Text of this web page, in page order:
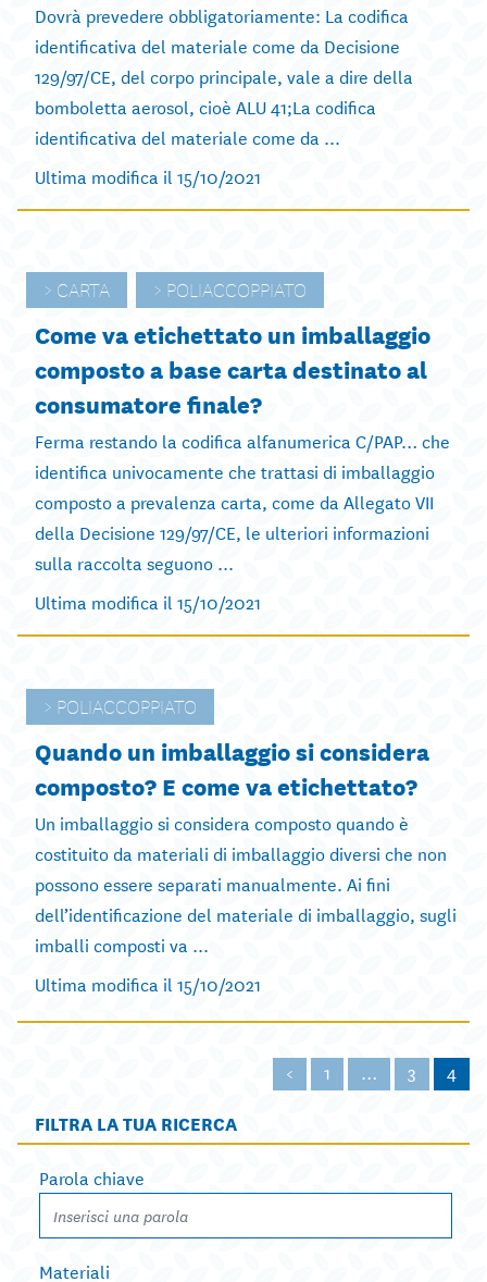
Dovrà prevedere obbligatoriamente: La codifica
identificativa del materiale come da Decisione
129/97/CE, del corpo principale, vale a dire della
bomboletta aerosol, cioè ALU 41;La codifica
identificativa del materiale come da ...
Ultima modifica il 15/10/2021
CARTA POLIACCOPPIATO
Come va etichettato un imballaggio
composto a base carta destinato al
consumatore finale?
Ferma restando la codifica alfanumerica C/PAP… che
identifica univocamente che trattasi di imballaggio
composto a prevalenza carta, come da Allegato VII
della Decisione 129/97/CE, le ulteriori informazioni
sulla raccolta seguono ...
Ultima modifica il 15/10/2021
POLIACCOPPIATO
Quando un imballaggio si considera
composto? E come va etichettato?
Un imballaggio si considera composto quando è
costituito da materiali di imballaggio diversi che non
possono essere separati manualmente. Ai fini
dell’identificazione del materiale di imballaggio, sugli
imballi composti va ...
Ultima modifica il 15/10/2021
< 1 … 3
4
FILTRA LA TUA RICERCA
Parola chiave
Materiali